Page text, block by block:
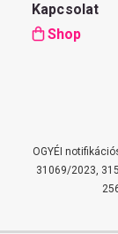
Kapcsolat
Shop
OGYÉI
31069/2023,